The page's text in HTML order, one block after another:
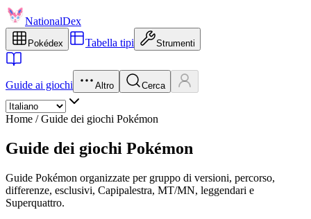
NationalDex
Pokédex Tabella tipi Strumenti
Guide ai giochi Altro Cerca
Home / Guide dei giochi Pokémon
Guide dei giochi Pokémon
Guide Pokémon organizzate per gruppo di versioni, percorso,
differenze, esclusivi, Capipalestra, MT/MN, leggendari e
Superquattro.